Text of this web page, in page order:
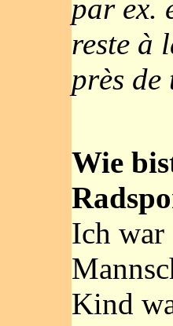
par ex.
reste à
près
Wie
Ich war
Kind